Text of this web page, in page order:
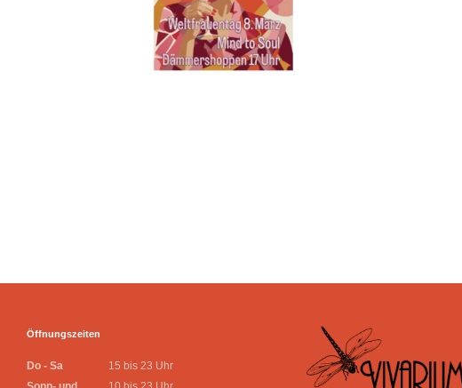
Öffnungszeiten
Do - Sa
15 bis 23 Uhr